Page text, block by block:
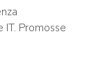
Promosse